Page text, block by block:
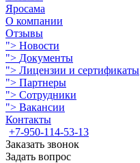
Яросама
О компании
Отзывы
"> Новости
"> Документы
"> Лицензии и сертификаты
"> Партнеры
"> Сотрудники
"> Вакансии
Контакты
+7-950-114-53-13
Заказать звонок
Задать вопрос